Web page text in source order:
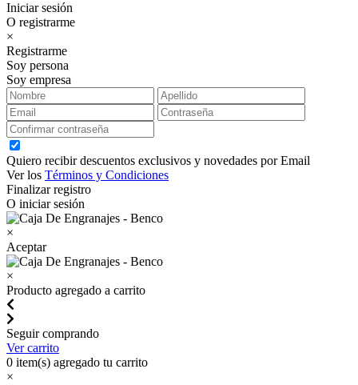
Iniciar sesión
O registrarme
×
Registrarme
Soy persona
Soy empresa
Quiero recibir descuentos exclusivos y novedades por Email
Ver los Términos y Condiciones
Finalizar registro
O iniciar sesión
×
Aceptar
×
Producto agregado a carrito
Seguir comprando
Ver carrito
0 item(s) agregado tu carrito
×